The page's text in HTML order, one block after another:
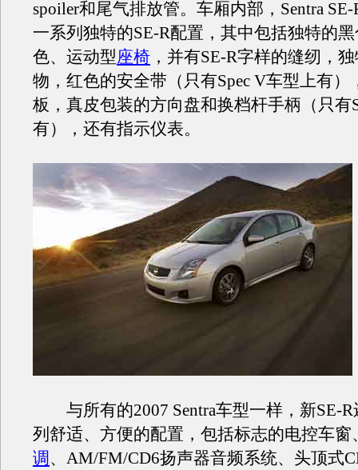
spoiler和尾气排放管。车厢内部，Sentra
一系列独特的SE-R配置，其中包括独特的
色、运动型座椅 ，并有SE-R字样的缝纫，
物，红色的安全带（只有Spec V车型上有）
板，真皮包装的方向盘和换档杆手柄（只有
有），还有指示仪表。
与所有的2007 Sentra车型一样，新SE-R
列舒适、方便的配置，包括标志的电控车窗
调 、AM/FM/CD6扬声器音频系统、头顶式